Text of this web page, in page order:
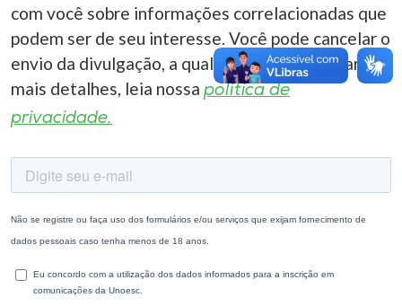
com você sobre informações correlacionadas que
podem ser de seu interesse. Você pode cancelar o
envio da divulgação, a qualquer momento. Para
mais detalhes, leia nossa política de
privacidade.